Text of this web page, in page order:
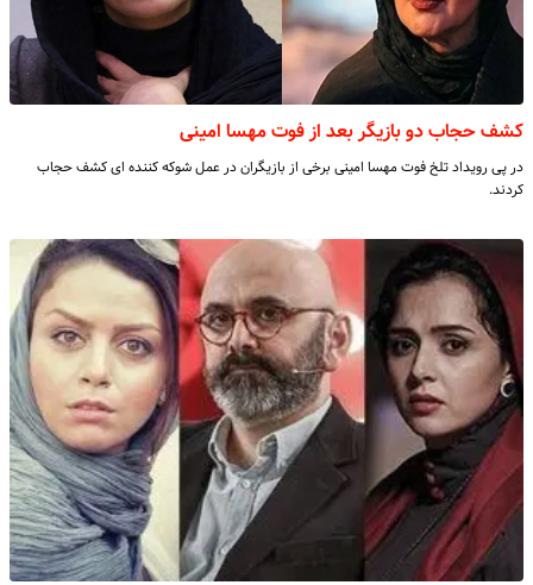
کشف حجاب دو بازیگر بعد از فوت مهسا امینی
در پی رویداد تلخ فوت مهسا امینی برخی از بازیگران در عمل شوکه کننده ای کشف حجاب
کردند.